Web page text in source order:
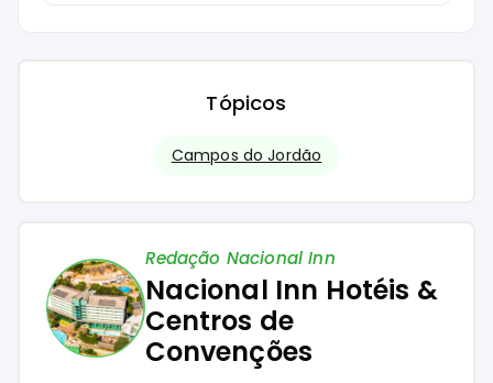
Tópicos
Campos do Jordão
Redação Nacional Inn
Nacional Inn Hotéis &
Centros de
Convenções